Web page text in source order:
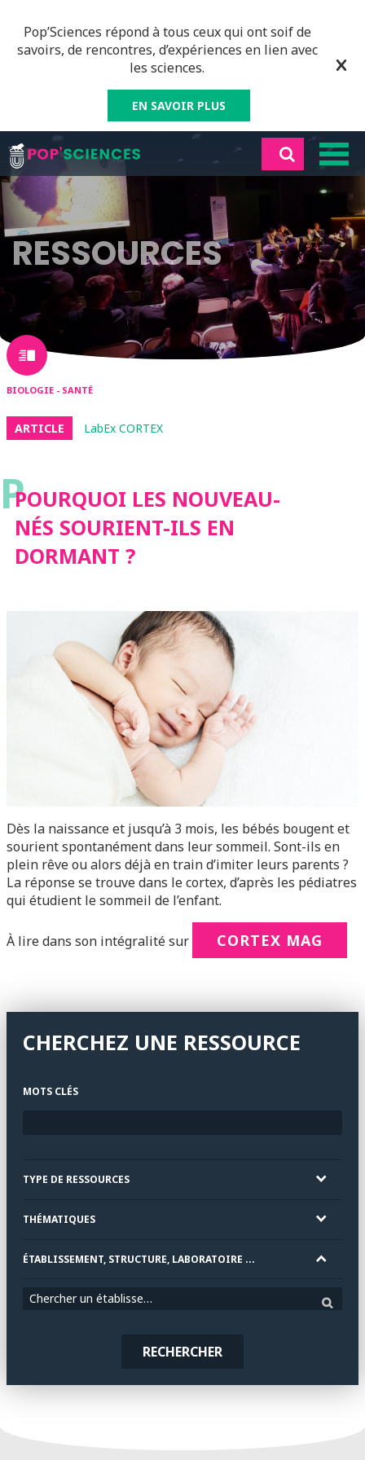
Pop’Sciences répond à tous ceux qui ont soif de
savoirs, de rencontres, d’expériences en lien avec
les sciences.
EN SAVOIR PLUS
RESSOURCES
BIOLOGIE - SANTÉ
ARTICLE LabEx CORTEX
PPOURQUOI LES NOUVEAU-
NÉS SOURIENT-ILS EN
DORMANT ?
Dès la naissance et jusqu’à 3 mois, les bébés bougent et
sourient spontanément dans leur sommeil. Sont-ils en
plein rêve ou alors déjà en train d’imiter leurs parents ?
La réponse se trouve dans le cortex, d’après les pédiatres
qui étudient le sommeil de l’enfant.
À lire dans son intégralité sur CORTEX MAG
CHERCHEZ UNE RESSOURCE
MOTS CLÉS
TYPE DE RESSOURCES
THÉMATIQUES
ÉTABLISSEMENT, STRUCTURE, LABORATOIRE ...
Chercher un établissement
RECHERCHER